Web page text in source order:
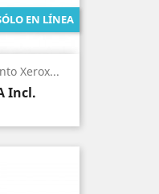
Xerox...
Incl.
EN LÍNEA